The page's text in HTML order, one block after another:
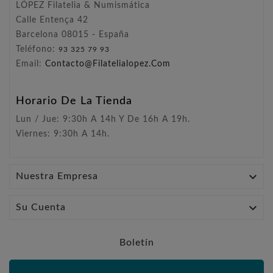
LÓPEZ Filatelia & Numismática
Calle Entença 42
Barcelona 08015 - España
Teléfono: 93 325 79 93
Email: Contacto@filatelialopez.com
Horario De La Tienda
Lun / Jue: 9:30h A 14h Y De 16h A 19h.
Viernes: 9:30h A 14h.
Nuestra Empresa 
Su Cuenta 
Boletín